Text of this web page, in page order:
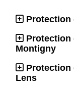
Protection
Protection
Montigny
Protection
Lens